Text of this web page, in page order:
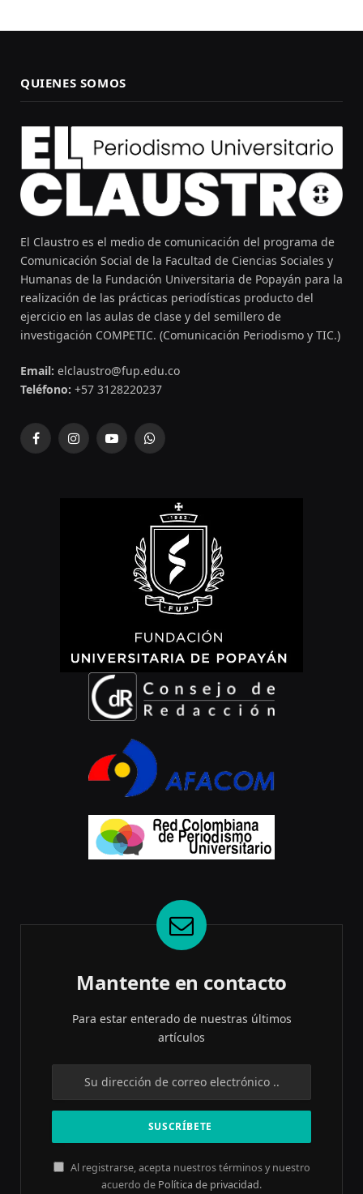
QUIENES SOMOS
El Claustro es el medio de comunicación del programa de
Comunicación Social de la Facultad de Ciencias Sociales y
Humanas de la Fundación Universitaria de Popayán para la
realización de las prácticas periodísticas producto del
ejercicio en las aulas de clase y del semillero de
investigación COMPETIC. (Comunicación Periodismo y TIC.)
Email: elclaustro@fup.edu.co
Teléfono: +57 3128220237
FacebookInstagramYouTubeWhatsApp
Mantente en contacto
Para estar enterado de nuestras últimos
artículos
Al registrarse, acepta nuestros términos y nuestro
acuerdo de Política de privacidad.